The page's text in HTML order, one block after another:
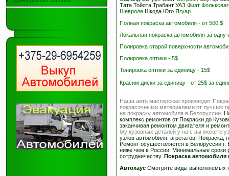
Тата Тойота Трабант УАЗ Фиат
Шевроле Шкода Юго Ягуар
Полная покраска автомобиля - от 500 $
Локальная покраска автомобиля за
Полировка старой поверхности
Полировка оптики - 5$
Тонировка оптики за единицу - 15$
Красим диски за единицу - от 25$ за
Наша авто мастерская производит
покрасочными материалами от лучших
на покраску автомобиля в Белоруссии.
комплекс ремонтов от Покраски до
заканчивая ремонтом двигателя и
б/у кузовных деталей у на с вы можете
узлов автомобиля, агрегатов.
Ремонт осуществляется в Белоруссии
ниже чем в России. Минимальные сроки
сотрудничеству. Покраска автомобиля
Автохаус Смотрите виды выполняемых